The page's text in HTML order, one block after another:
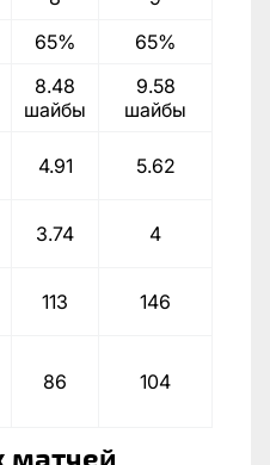
65%
65%
8.48
шайбы
9.58
шайбы
4.91 5.62
3.74 4
113 146
86 104
матчей